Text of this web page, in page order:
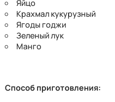
Яйцо
Крахмал кукурузный
Ягоды годжи
Зеленый лук
Манго
Способ приготовления: